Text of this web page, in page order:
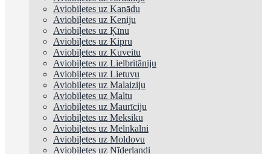
Aviobiļetes uz Kanādu
Aviobiļetes uz Keniju
Aviobiļetes uz Ķīnu
Aviobiļetes uz Kipru
Aviobiļetes uz Kuveitu
Aviobiļetes uz Lielbritāniju
Aviobiļetes uz Lietuvu
Aviobiļetes uz Malaiziju
Aviobiļetes uz Maltu
Aviobiļetes uz Maurīciju
Aviobiļetes uz Meksiku
Aviobiļetes uz Melnkalni
Aviobiļetes uz Moldovu
Aviobiļetes uz Nīderlandi